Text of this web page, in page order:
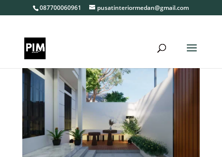
087700060961 pusatinteriormedan@gmail.com